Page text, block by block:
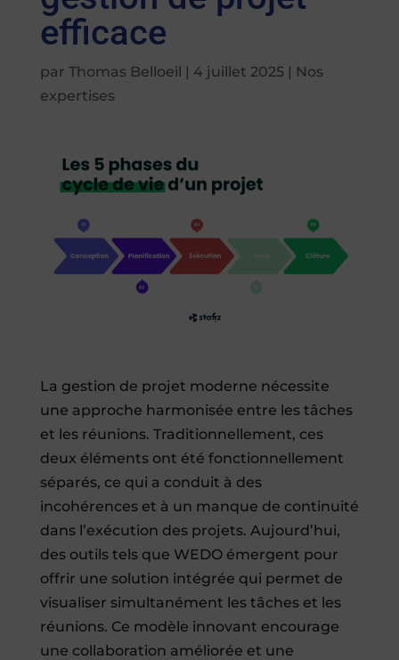
efficace
par Thomas Belloeil | 4 juillet 2025| Nos
expertises
La gestion de projet moderne nécessite
une approche harmonisée entre les tâches
et les réunions. Traditionnellement, ces
deux éléments ont été fonctionnellement
séparés, ce qui a conduit à des
incohérences et à un manque de continuité
dans l’exécution des projets. Aujourd’hui,
des outils tels que WEDO émergent pour
offrir une solution intégrée qui permet de
visualiser simultanément les tâches et les
réunions. Ce modèle innovant encourage
une collaboration améliorée et une